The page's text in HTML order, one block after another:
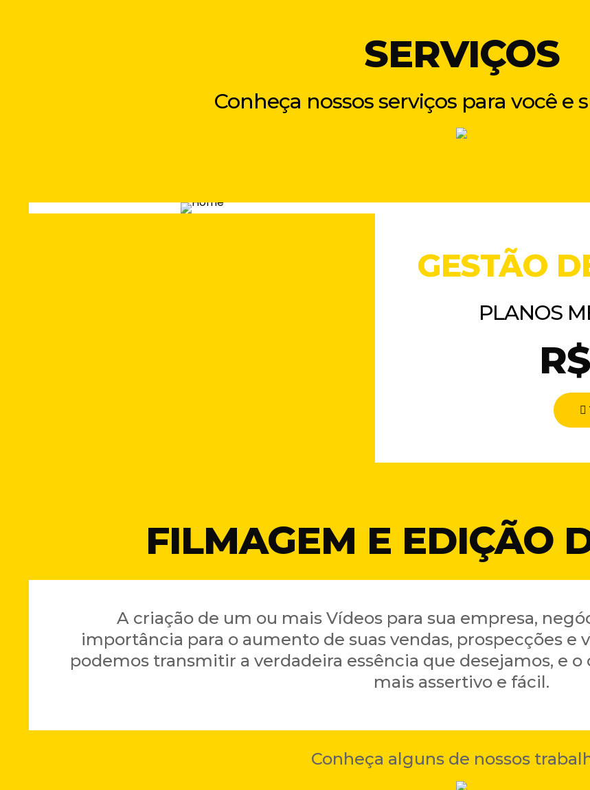
SERVIÇOS
Conheça nossos serviços para você e
GESTÃO
PLANOS
FILMAGEM E EDIÇÃO
A criação de um ou mais Vídeos para sua empresa,
importância para o aumento de suas vendas, prospecções e
podemos transmitir a verdadeira essência que desejamos, e
mais assertivo e fácil.
Conheça alguns de nossos